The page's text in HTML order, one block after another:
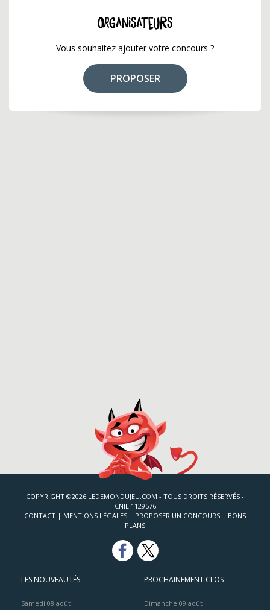
ORGANISATEURS
Vous souhaitez ajouter votre concours ?
PROPOSER
COPYRIGHT ©2026 LEDEMONDUJEU.COM - TOUS DROITS RÉSERVÉS -
CNIL 1129576
CONTACT | MENTIONS LÉGALES | PROPOSER UN CONCOURS | BONS
PLANS
LES NOUVEAUTÉS
Samedi 08 août
PROCHAINEMENT CLOS
Dimanche 09 août